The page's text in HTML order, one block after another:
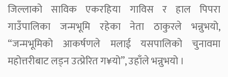
जिल्लाको साविक एकरहिया गाविस र हाल पिपरा
गाउँपालिका जन्मभूमि रहेका नेता ठाकुरले भन्नुभयो,
“जन्मभूमिको आकर्षणले मलाई यसपालिको चुनावमा
महोत्तरीबाट लड्न उत्प्रेरित ग¥यो”, उहाँले भन्नुभयो ।